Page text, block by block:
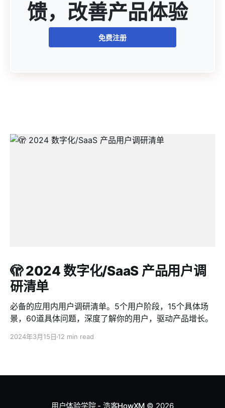
馈，改善产品体验
免费注册
🫣 2024 数字化/SaaS 产品用户调
研清单
必备的应用内用户调研清单。5个用户阶段，15个具体场
景，60道具体问题，深度了解你的用户，驱动产品增长。
2024年3月15日 12 min read
用户体验学院 - 浩客HowXM © 2026